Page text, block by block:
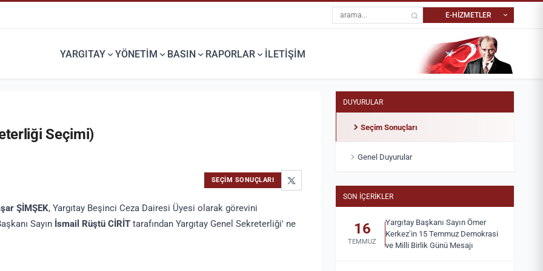
Site içi arama E-HİZMETLER
Dosyanıza ait tüm randevu
işlemlerini yapabilirsiniz.
YARGITAY İÇTIHAT
MERKEZI
İçtihat niteliği taşıyan
YARGITAY YÖNETİM BASIN RAPORLAR İLETİŞİM
Seçimi)
SEÇIM SONUÇLARI
ŞİMŞEK, Yargıtay Beşinci Ceza Dairesi Üyesi olarak görevini
Sayın İsmail Rüştü CİRİT tarafından Yargıtay Genel Sekreterliği' ne
DUYURULAR
Seçim Sonuçları
Genel Duyurular
SON İÇERIKLER
16
TEMMUZ
Yargıtay Başkanı Sayın Ömer
Kerkez’in 15 Temmuz Demokrasi
ve Milli Birlik Günü Mesajı